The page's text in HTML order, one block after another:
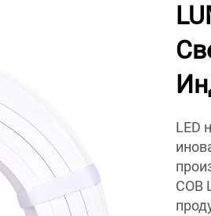
LED
COB